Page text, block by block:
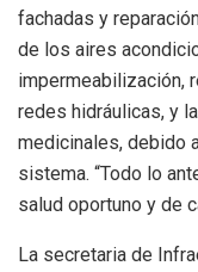
fachadas y
de los aires
impermeabilización,
redes hidráulicas, y
medicinales, debido
sistema. “Todo lo
salud oportuno y de
La secretaria de